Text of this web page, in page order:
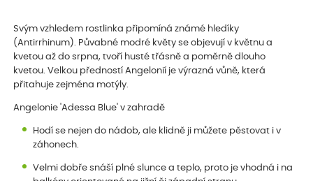
Svým vzhledem rostlinka připomíná známé hledíky
(Antirrhinum). Půvabné modré květy se objevují v květnu a
kvetou až do srpna, tvoří husté třásně a poměrně dlouho
kvetou. Velkou předností Angelonií je výrazná vůně, která
přitahuje zejména motýly.
Angelonie 'Adessa Blue' v zahradě
Hodí se nejen do nádob, ale klidně ji můžete pěstovat i v
záhonech.
Velmi dobře snáší plné slunce a teplo, proto je vhodná i na